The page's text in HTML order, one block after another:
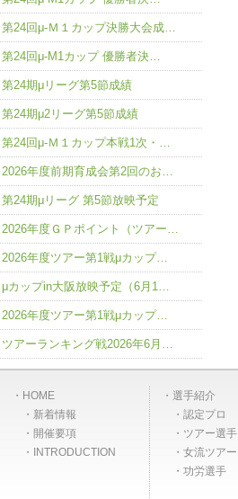
第24回μ-Ｍ１カップ決勝大会成…
第24回μ-M1カップ 優勝者決…
第24期μリーグ第5節成績
第24期μ2リーグ第5節成績
第24回μ-Ｍ１カップ本戦1次・…
2026年度前期育成会第2回のお…
第24期μリーグ 第5節放映予定
2026年度ＧＰポイント（ツアー…
2026年度ツアー第1戦μカップ…
μカップin大阪放映予定（6月1…
2026年度ツアー第1戦μカップ…
ツアーランキング戦2026年6月…
HOME
新着情報
開催要項
INTRODUCTION
選手紹介
認定プロ
ツアー選手
女流ツアー
功労選手